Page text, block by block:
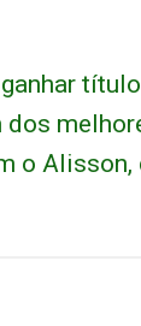
ganhar
o Alisson,